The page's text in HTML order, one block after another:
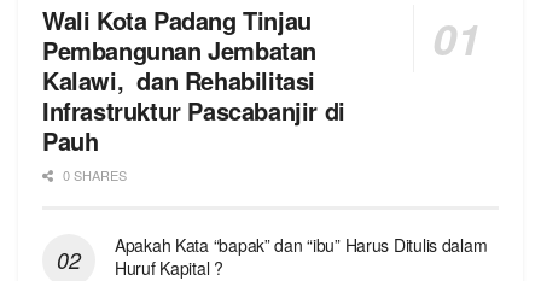
Wali Kota Padang Tinjau
Pembangunan Jembatan
Kalawi, dan Rehabilitasi
Infrastruktur Pascabanjir di
Pauh
0 SHARES
Apakah Kata “bapak” dan “ibu” Harus Ditulis dalam
Huruf Kapital ?